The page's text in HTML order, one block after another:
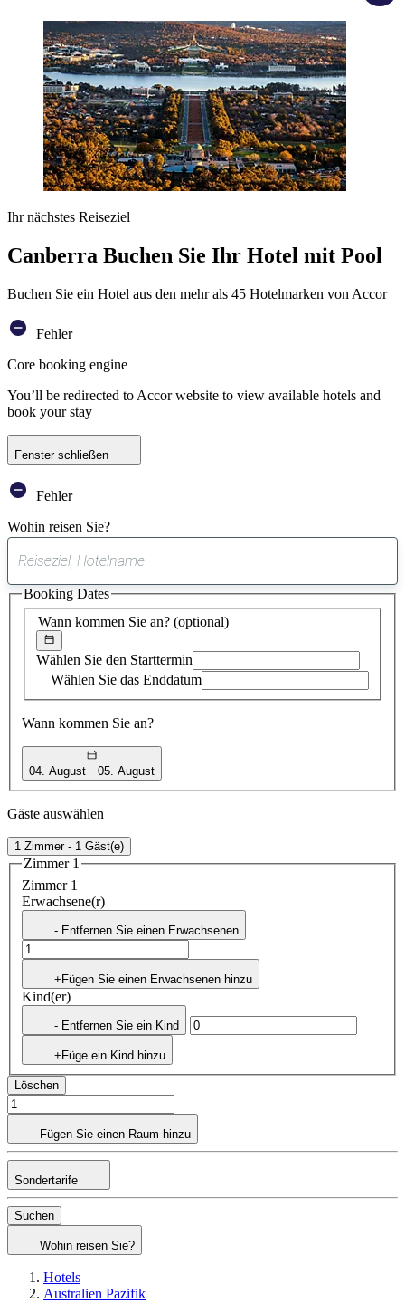
Ihr nächstes Reiseziel
Canberra Buchen Sie Ihr Hotel mit Pool
Buchen Sie ein Hotel aus den mehr als 45 Hotelmarken von Accor
Fehler
Core booking engine
You’ll be redirected to Accor website to view available hotels and
book your stay
Fenster schließen
Fehler
Wohin reisen Sie?
gefundener
Vorschlag
Wann kommen Sie an? (optional)
Wählen Sie den Starttermin
Wählen Sie das Enddatum
Wann kommen Sie an?
04. August 05. August
Booking Dates
Gäste auswählen
1 Zimmer - 1 Gäst(e)
Zimmer 1
Zimmer 1
Erwachsene(r)
- Entfernen Sie einen Erwachsenen
+Fügen Sie einen Erwachsenen hinzu
Kind(er)
- Entfernen Sie ein Kind
+Füge ein Kind hinzu
Löschen
Fügen Sie einen Raum hinzu
Sondertarife
Suchen
Wohin reisen Sie?
Hotels
Australien Pazifik